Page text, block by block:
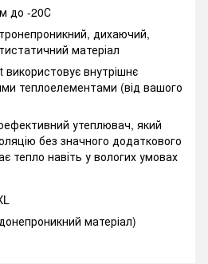
до -20С
дихаючий,
матеріал
використовує внутрішнє
теплоелементами (від вашого
утеплювач, який
без значного додаткового
тепло навіть у вологих умовах
матеріал)